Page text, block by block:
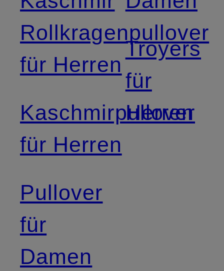
Rollkragenpullover
für Herren
Kaschmirpullover
für Herren
Pullover
für
Damen
Troyers
für
Herren